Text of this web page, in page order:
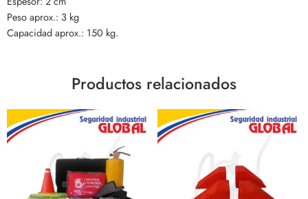
Peso aprox.: 3 kg
Capacidad aprox.: 150 kg.
Productos relacionados